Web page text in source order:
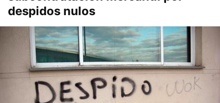
despidos nulos